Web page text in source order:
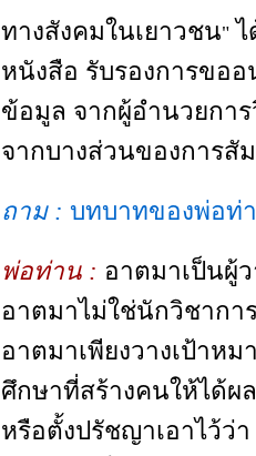
ทางสังคมในเยาวชน" ไ
หนังสือ รับรองการขอ
ข้อมูล จากผู้อำนวยกา
จากบางส่วนของการ
ถาม : บทบาทของพ่อท่
พ่อท่าน : อาตมาเป็นผู้
อาตมาไม่ใช่นักวิชากา
อาตมาเพียงวางเป้าห
ศึกษาที่สร้างคนให้ได้ผ
หรือตั้งปรัชญาเอาไว้ว่